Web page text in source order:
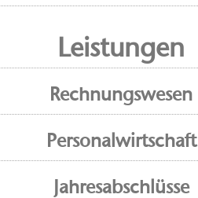
Leistungen
Rechnungswesen
Personalwirtschaft
Jahresabschlüsse